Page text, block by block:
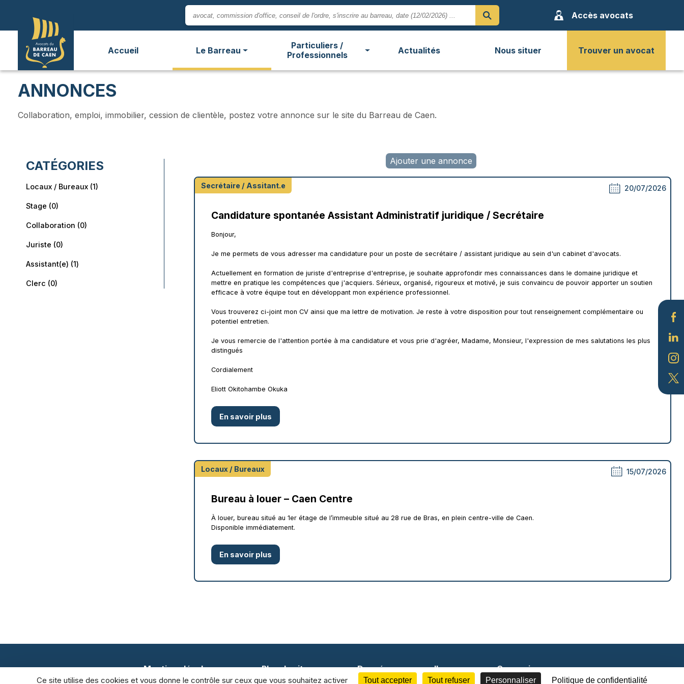
Accès avocats
Accueil Le Barreau
Particuliers /
Professionnels
Actualités Nous situer Trouver un avocat
ANNONCES
Collaboration, emploi, immobilier, cession de clientèle, postez votre annonce sur le site du Barreau de Caen.
CATÉGORIES
Locaux / Bureaux (1)
Stage (0)
Collaboration (0)
Juriste (0)
Assistant(e) (1)
Clerc (0)
Ajouter une annonce
Secrétaire / Assitant.e 20/07/2026
Candidature spontanée Assistant Administratif juridique / Secrétaire
Bonjour,
Je me permets de vous adresser ma candidature pour un poste de secrétaire / assistant juridique au sein d'un cabinet d'avocats.
Actuellement en formation de juriste d'entreprise d'entreprise, je souhaite approfondir mes connaissances dans le domaine juridique et
mettre en pratique les compétences que j'acquiers. Sérieux, organisé, rigoureux et motivé, je suis convaincu de pouvoir apporter un soutien
efficace à votre équipe tout en développant mon expérience professionnel.
Vous trouverez ci-joint mon CV ainsi que ma lettre de motivation. Je reste à votre disposition pour tout renseignement complémentaire ou
potentiel entretien.
Je vous remercie de l'attention portée à ma candidature et vous prie d'agréer, Madame, Monsieur, l'expression de mes salutations les plus
distingués
Cordialement
Eliott Okitohambe Okuka
En savoir plus
Locaux / Bureaux 15/07/2026
Bureau à louer – Caen Centre
À louer, bureau situé au 1er étage de l’immeuble situé au 28 rue de Bras, en plein centre-ville de Caen.
Disponible immédiatement.
En savoir plus
Mentions légales Plan du site Données personnelles Connexion
Ce site utilise des cookies et vous donne le contrôle sur ceux que vous souhaitez activer Tout accepter Tout refuser Personnaliser Politique de confidentialité